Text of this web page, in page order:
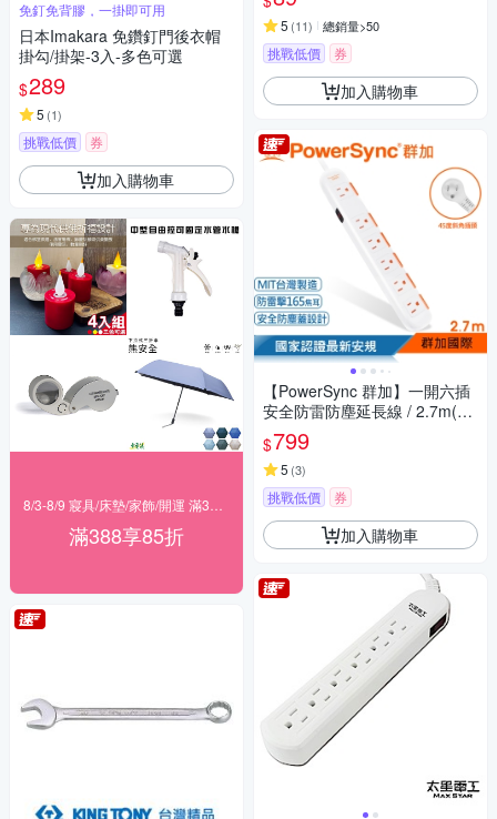
免釘免背膠，一掛即可用
日本Imakara 免鑽釘門後衣帽
掛勾/掛架-3入-多色可選
$289
5 (1)
挑戰低價 券
加入購物車
滿388享85折
5 (11) 總銷量>50
挑戰低價 券
加入購物車
【PowerSync 群加】一開六插
安全防雷防塵延長線 / 2.7m(TS
6W9027)
$799
5 (3)
挑戰低價 券
加入購物車